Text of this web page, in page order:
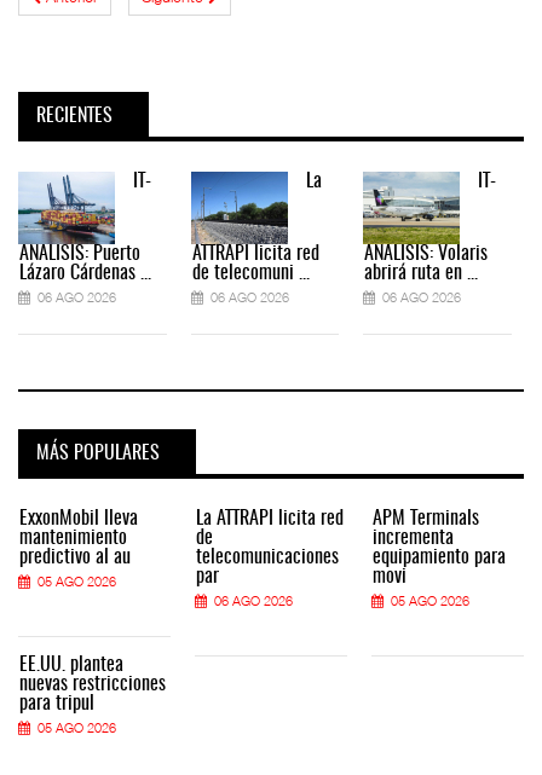
RECIENTES
IT-
ANÁLISIS: Puerto
Lázaro Cárdenas ...
06 AGO 2026
La
ATTRAPI licita red
de telecomuni ...
06 AGO 2026
IT-
ANÁLISIS: Volaris
abrirá ruta en ...
06 AGO 2026
MÁS POPULARES
ExxonMobil lleva
mantenimiento
predictivo al au
05 AGO 2026
EE.UU. plantea
nuevas restricciones
para tripul
05 AGO 2026
La ATTRAPI licita red
de
telecomunicaciones
par
06 AGO 2026
APM Terminals
incrementa
equipamiento para
movi
05 AGO 2026